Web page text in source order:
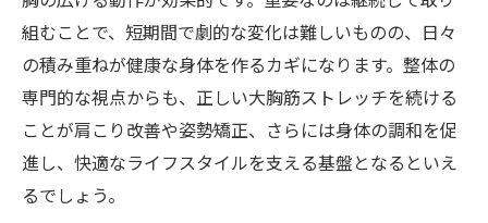
組むことで、短期間で劇的な変化は難しいものの、日々
の積み重ねが健康な身体を作るカギになります。整体の
専門的な視点からも、正しい大胸筋ストレッチを続ける
ことが肩こり改善や姿勢矯正、さらには身体の調和を促
進し、快適なライフスタイルを支える基盤となるといえ
るでしょう。